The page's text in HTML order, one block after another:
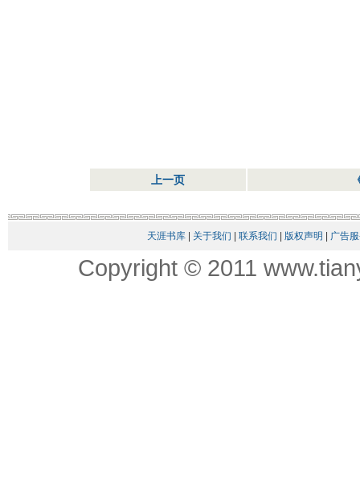
上一页
天涯书库| 关于我们 联系我们 版权声明 广告
Copyright © 2011